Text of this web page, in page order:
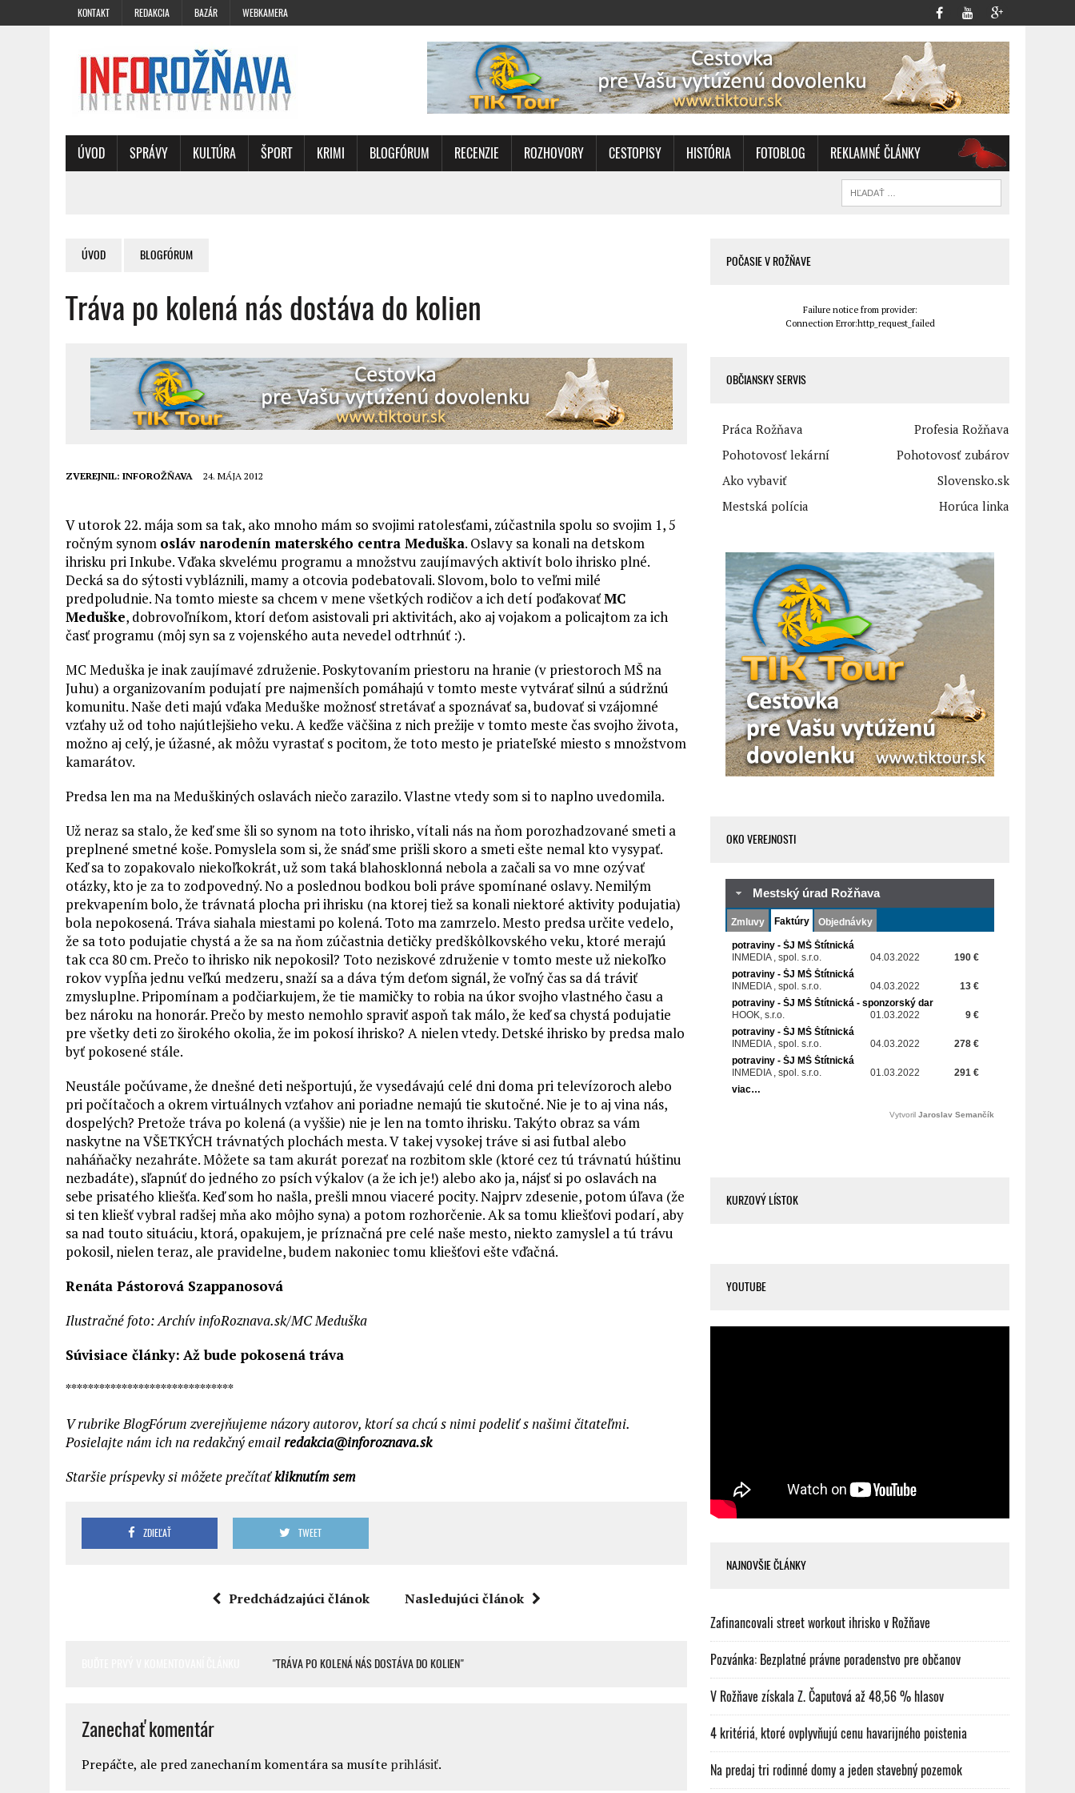
KONTAKT REDAKCIA BAZÁR WEBKAMERA
ÚVOD SPRÁVY KULTÚRA ŠPORT KRIMI BLOGFÓRUM RECENZIE ROZHOVORY CESTOPISY HISTÓRIA FOTOBLOG REKLAMNÉ ČLÁNKY OZ
ÚVOD BLOGFÓRUM
Tráva po kolená nás dostáva do kolien
ZVEREJNIL: INFOROŽŇAVA 24. MÁJA 2012
V utorok 22. mája som sa tak, ako mnoho mám so svojimi ratolesťami, zúčastnila spolu so svojim 1, 5
ročným synom osláv narodenín materského centra Meduška. Oslavy sa konali na detskom
ihrisku pri Inkube. Vďaka skvelému programu a množstvu zaujímavých aktivít bolo ihrisko plné.
Decká sa do sýtosti vybláznili, mamy a otcovia podebatovali. Slovom, bolo to veľmi milé
predpoludnie. Na tomto mieste sa chcem v mene všetkých rodičov a ich detí poďakovaťMC
Meduške, dobrovoľníkom, ktorí deťom asistovali pri aktivitách, ako aj vojakom a policajtom za ich
časť programu (môj syn sa z vojenského auta nevedel odtrhnúť :).
MC Meduška je inak zaujímavé združenie. Poskytovaním priestoru na hranie (v priestoroch MŠ na
Juhu) a organizovaním podujatí pre najmenších pomáhajú v tomto meste vytvárať silnú a súdržnú
komunitu. Naše deti majú vďaka Meduške možnosť stretávať a spoznávať sa, budovať si vzájomné
vzťahy už od toho najútlejšieho veku. A keďže väčšina z nich prežije v tomto meste čas svojho života,
možno aj celý, je úžasné, ak môžu vyrastať s pocitom, že toto mesto je priateľské miesto s množstvom
kamarátov.
Predsa len ma na Meduškiných oslavách niečo zarazilo. Vlastne vtedy som si to naplno uvedomila.
Už neraz sa stalo, že keď sme šli so synom na toto ihrisko, vítali nás na ňom porozhadzované smeti a
preplnené smetné koše. Pomyslela som si, že snáď sme prišli skoro a smeti ešte nemal kto vysypať.
Keď sa to zopakovalo niekoľkokrát, už som taká blahosklonná nebola a začali sa vo mne ozývať
otázky, kto je za to zodpovedný. No a poslednou bodkou boli práve spomínané oslavy. Nemilým
prekvapením bolo, že trávnatá plocha pri ihrisku (na ktorej tiež sa konali niektoré aktivity podujatia)
bola nepokosená. Tráva siahala miestami po kolená. Toto ma zamrzelo. Mesto predsa určite vedelo,
že sa toto podujatie chystá a že sa na ňom zúčastnia detičky predškôlkovského veku, ktoré merajú
tak cca 80 cm. Prečo to ihrisko nik nepokosil? Toto neziskové združenie v tomto meste už niekoľko
rokov vypĺňa jednu veľkú medzeru, snaží sa a dáva tým deťom signál, že voľný čas sa dá tráviť
zmysluplne. Pripomínam a podčiarkujem, že tie mamičky to robia na úkor svojho vlastného času a
bez nároku na honorár. Prečo by mesto nemohlo spraviť aspoň tak málo, že keď sa chystá podujatie
pre všetky deti zo širokého okolia, že im pokosí ihrisko? A nielen vtedy. Detské ihrisko by predsa malo
byť pokosené stále.
Neustále počúvame, že dnešné deti nešportujú, že vysedávajú celé dni doma pri televízoroch alebo
pri počítačoch a okrem virtuálnych vzťahov ani poriadne nemajú tie skutočné. Nie je to aj vina nás,
dospelých? Pretože tráva po kolená (a vyššie) nie je len na tomto ihrisku. Takýto obraz sa vám
naskytne na VŠETKÝCH trávnatých plochách mesta. V takej vysokej tráve si asi futbal alebo
naháňačky nezahráte. Môžete sa tam akurát porezať na rozbitom skle (ktoré cez tú trávnatú húštinu
nezbadáte), sľapnúť do jedného zo psích výkalov (a že ich je!) alebo ako ja, nájsť si po oslavách na
sebe prisatého kliešťa. Keď som ho našla, prešli mnou viaceré pocity. Najprv zdesenie, potom úľava (že
si ten kliešť vybral radšej mňa ako môjho syna) a potom rozhorčenie. Ak sa tomu kliešťovi podarí, aby
sa nad touto situáciu, ktorá, opakujem, je príznačná pre celé naše mesto, niekto zamyslel a tú trávu
pokosil, nielen teraz, ale pravidelne, budem nakoniec tomu kliešťovi ešte vďačná.
Renáta Pástorová Szappanosová
Ilustračné foto: Archív infoRoznava.sk/MC Meduška
Súvisiace články: Až bude pokosená tráva
******************************
V rubrike BlogFórum zverejňujeme názory autorov, ktorí sa chcú s nimi podeliť s našimi čitateľmi.
Posielajte nám ich na redakčný emailredakcia@inforoznava.sk
Staršie príspevky si môžete prečítaťkliknutím sem
ZDIEĽAŤ TWEET
Predchádzajúci článok Nasledujúci článok
"TRÁVA PO KOLENÁ NÁS DOSTÁVA DO KOLIEN"
Zanechať komentár
Prepáčte, ale pred zanechaním komentára sa musíte prihlásiť.
POČASIE V ROŽŇAVE
Failure notice from provider:
Connection Error:http_request_failed
OBČIANSKY SERVIS
Práca Rožňava
Profesia Rožňava
Pohotovosť lekární
Pohotovosť zubárov
Ako vybaviť
Slovensko.sk
Mestská polícia
Horúca linka
OKO VEREJNOSTI
KURZOVÝ LÍSTOK
YOUTUBE
NAJNOVŠIE ČLÁNKY
Zafinancovali street workout ihrisko v Rožňave
Pozvánka: Bezplatné právne poradenstvo pre občanov
V Rožňave získala Z. Čaputová až 48,56 % hlasov
4 kritériá, ktoré ovplyvňujú cenu havarijného poistenia
Na predaj tri rodinné domy a jeden stavebný pozemok